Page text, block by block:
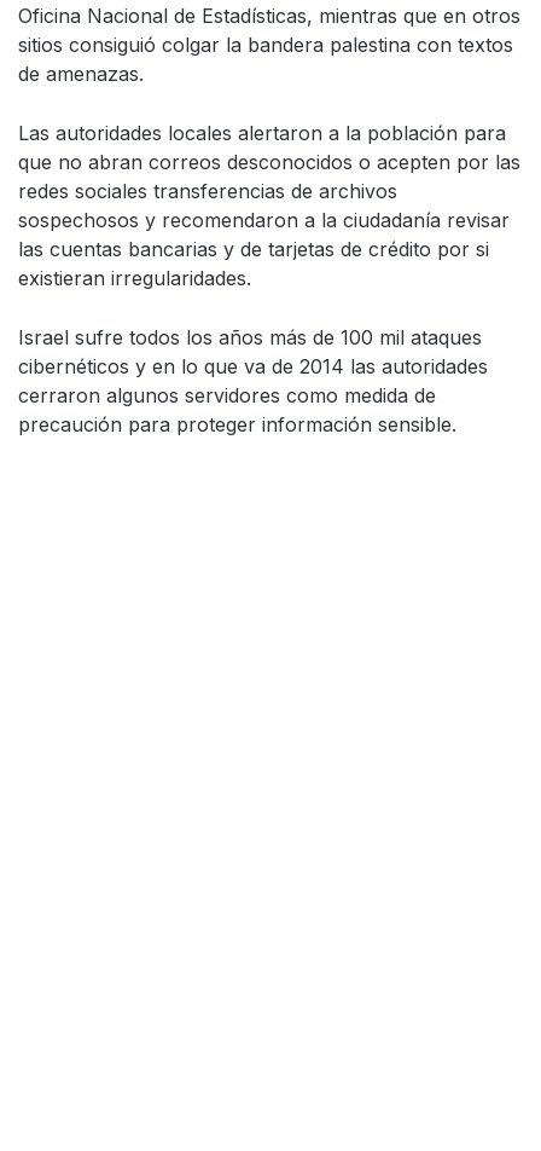
Oficina Nacional de Estadísticas, mientras que en otros
sitios consiguió colgar la bandera palestina con textos
de amenazas.
Las autoridades locales alertaron a la población para
que no abran correos desconocidos o acepten por las
redes sociales transferencias de archivos
sospechosos y recomendaron a la ciudadanía revisar
las cuentas bancarias y de tarjetas de crédito por si
existieran irregularidades.
Israel sufre todos los años más de 100 mil ataques
cibernéticos y en lo que va de 2014 las autoridades
cerraron algunos servidores como medida de
precaución para proteger información sensible.